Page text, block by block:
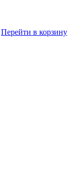
Перейти в корзину